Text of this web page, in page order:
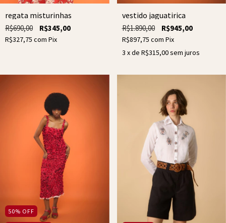
regata misturinhas
R$690,00 R$345,00
R$327,75 com Pix
vestido jaguatirica
R$1.890,00 R$945,00
R$897,75 com Pix
3 x de R$315,00sem juros
50% OFF